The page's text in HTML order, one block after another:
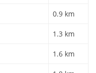
0.9 km
1.3 km
1.6 km